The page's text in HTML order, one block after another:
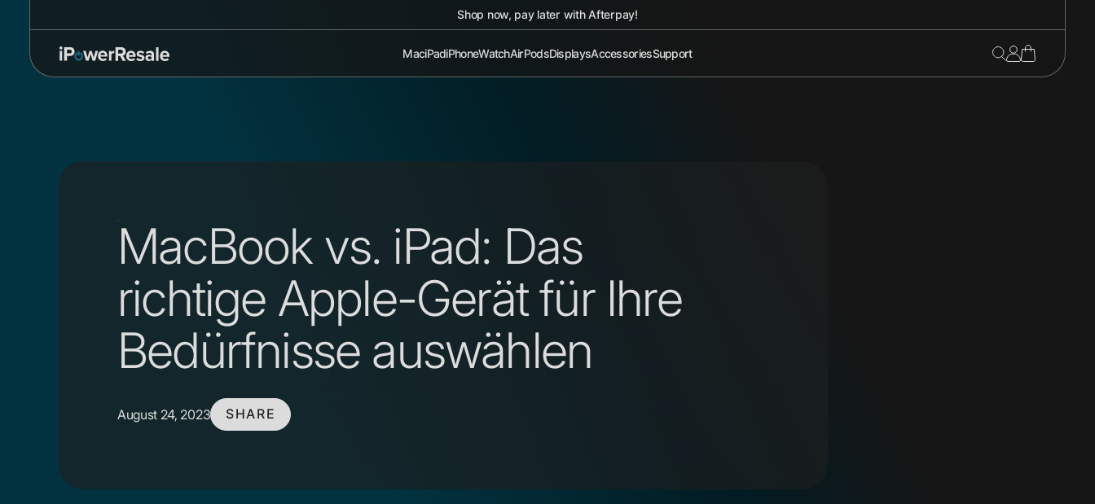
1-year Limited Warranty on All Devices
MaciPadiPhoneWatchAirPodsDisplaysAccessoriesSupport
MacBook vs. iPad: Das
richtige Apple-Gerät für Ihre
Bedürfnisse auswählen
August 24, 2023 SHARE